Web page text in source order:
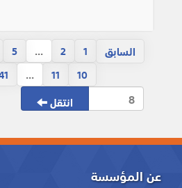
السابق 1
2
...
5
10
11
...
انتقل
عن المؤسسة